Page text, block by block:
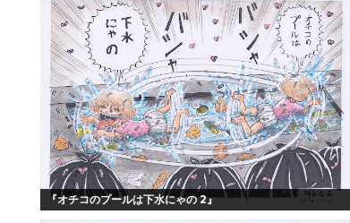
『オチコのプールは下水にゃの 2』